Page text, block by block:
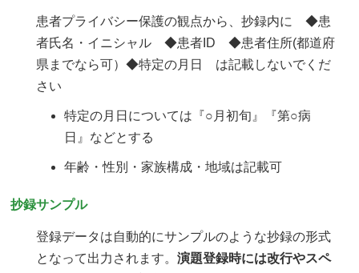
患者プライバシー保護の観点から、抄録内に ◆患
者氏名・イニシャル ◆患者ID ◆患者住所(都道府
県までなら可）◆特定の月日 は記載しないでくだ
さい
特定の月日については『○月初旬』『第○病
日』などとする
年齢・性別・家族構成・地域は記載可
抄録サンプル
登録データは自動的にサンプルのような抄録の形式
となって出力されます。演題登録時には改行やスペ